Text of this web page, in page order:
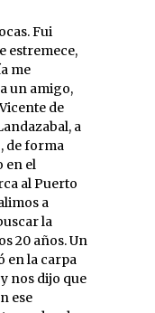
Fui
estremece,
me
un amigo,
de
a
de forma
en el
al Puerto
a
la
20 años. Un
en la carpa
nos dijo que
ese